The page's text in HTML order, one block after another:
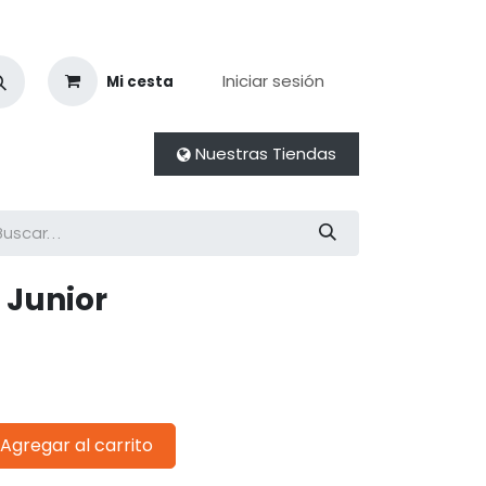
Mi cesta Iniciar sesión
Nuestras Tiendas
Junior
al carrito